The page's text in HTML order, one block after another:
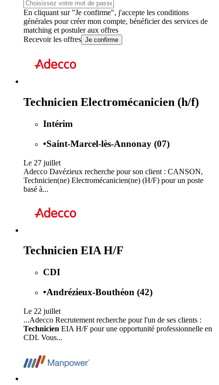
En cliquant sur "Je confirme", j'accepte les conditions
générales pour créer mon compte, bénéficier des services de
matching et postuler aux offres
Recevoir les offres Je confirme
Technicien Electromécanicien (h/f)
Intérim
•Saint-Marcel-lès-Annonay (07)
Le 27 juillet
Adecco Davézieux recherche pour son client : CANSON,
Technicien(ne) Electromécanicien(ne) (H/F) pour un poste
basé à...
Technicien EIA H/F
CDI
•Andrézieux-Bouthéon (42)
Le 22 juillet
...Adecco Recrutement recherche pour l'un de ses clients :
Technicien EIA H/F pour une opportunité professionnelle en
CDI. Vous...